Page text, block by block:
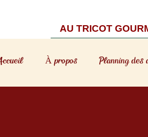
AU TRICOT
À propos Planning des